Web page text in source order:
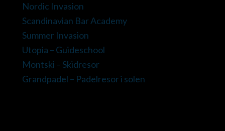
Nordic Invasion
Scandinavian Bar Academy
Summer Invasion
Utopia – Guideschool
Montski – Skidresor
Grandpadel – Padelresor i solen